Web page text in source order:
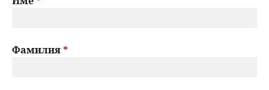
Фамилия*